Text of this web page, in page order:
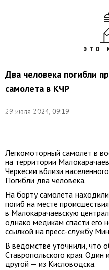
Два человека погибли
самолета в КЧР
29 июля 2024, 09:19
Транспортная
Легкомоторный самолет в
на территории
Черкесии вблизи
Погибли два человека.
На борту самолета
погиб на месте
в Малокарачаевскую
однако медикам спасти его
ссылкой на пресс-службу
В ведомстве уточнили, что
Ставропольского края.
другой — из Кисловодска.